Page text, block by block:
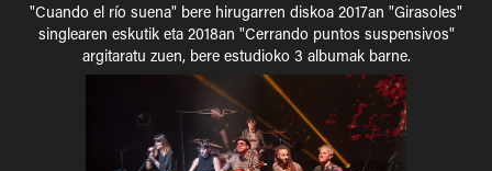
"Cuando el río suena" bere hirugarren diskoa 2017an "Girasoles"
singlearen eskutik eta 2018an "Cerrando puntos suspensivos"
argitaratu zuen, bere estudioko 3 albumak barne.